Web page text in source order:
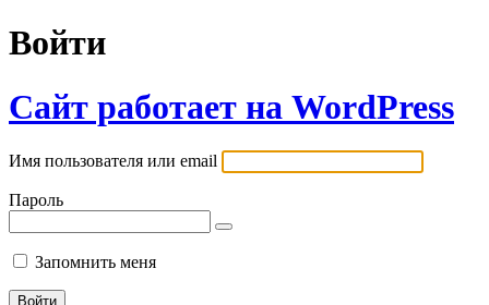
Войти
Сайт работает на WordPress
Имя пользователя или email
Пароль
Запомнить меня